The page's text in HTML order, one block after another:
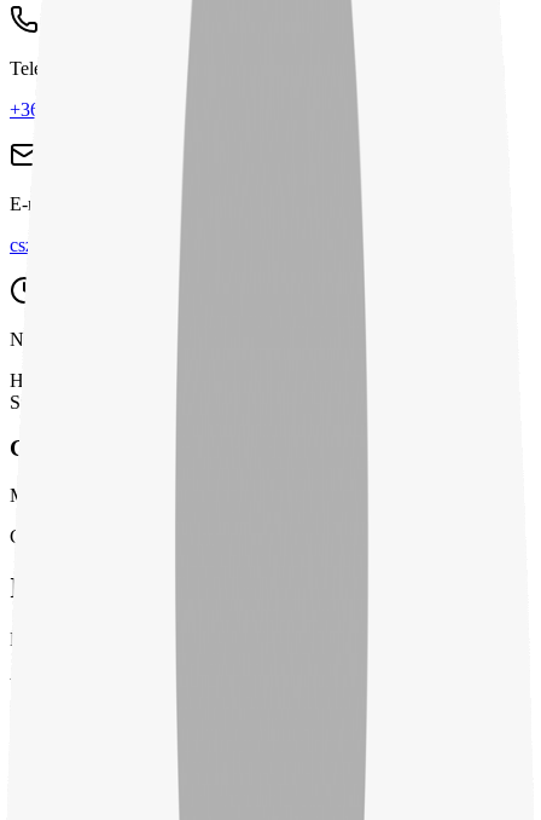
Telefon
+36 33 506 690
E-mail
csz@csz.hu
Nyitvatartás
Hétfő - Péntek: 8:00 - 17:00
Szombat - Vasárnap: Zárva
Gyors válaszidő
Megkeresésére általában 24 órán belül válaszolunk munkanapokon.
Csapatunk
Ismerje meg a kollégáinkat
Kérdése van? Forduljon bizalommal munkatársainkhoz.
Ügyvezető